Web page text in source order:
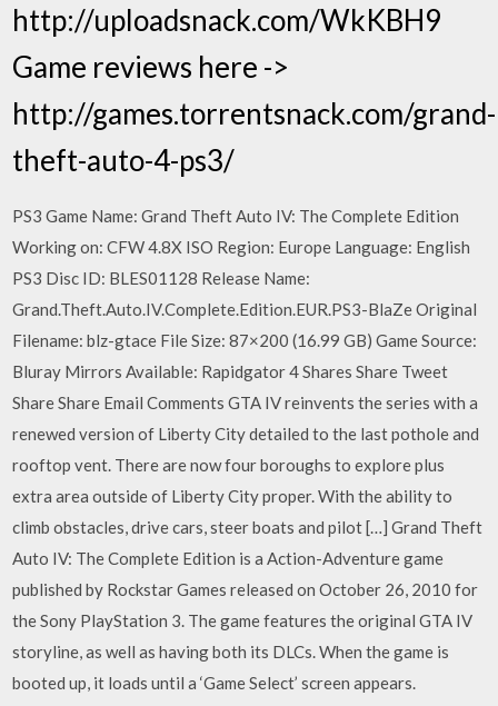
http://uploadsnack.com/WkKBH9
Game reviews here ->
http://games.torrentsnack.com/grand-
theft-auto-4-ps3/
PS3 Game Name: Grand Theft Auto IV: The Complete Edition
Working on: CFW 4.8X ISO Region: Europe Language: English
PS3 Disc ID: BLES01128 Release Name:
Grand.Theft.Auto.IV.Complete.Edition.EUR.PS3-BlaZe Original
Filename: blz-gtace File Size: 87×200 (16.99 GB) Game Source:
Bluray Mirrors Available: Rapidgator 4 Shares Share Tweet
Share Share Email Comments GTA IV reinvents the series with a
renewed version of Liberty City detailed to the last pothole and
rooftop vent. There are now four boroughs to explore plus
extra area outside of Liberty City proper. With the ability to
climb obstacles, drive cars, steer boats and pilot […] Grand Theft
Auto IV: The Complete Edition is a Action-Adventure game
published by Rockstar Games released on October 26, 2010 for
the Sony PlayStation 3. The game features the original GTA IV
storyline, as well as having both its DLCs. When the game is
booted up, it loads until a ‘Game Select’ screen appears.